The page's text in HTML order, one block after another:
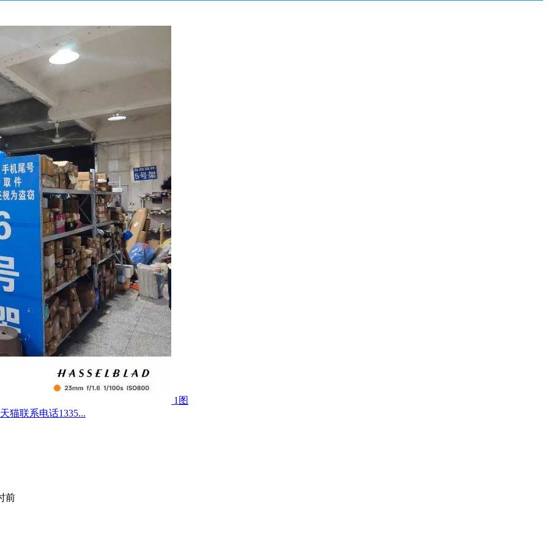
1图
猫联系电话1335...
前